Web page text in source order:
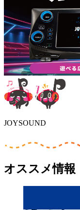
JOYSOUND
オススメ情報